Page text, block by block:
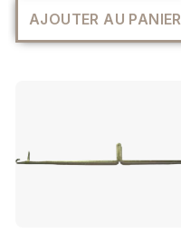
AJOUTER AU PANIER